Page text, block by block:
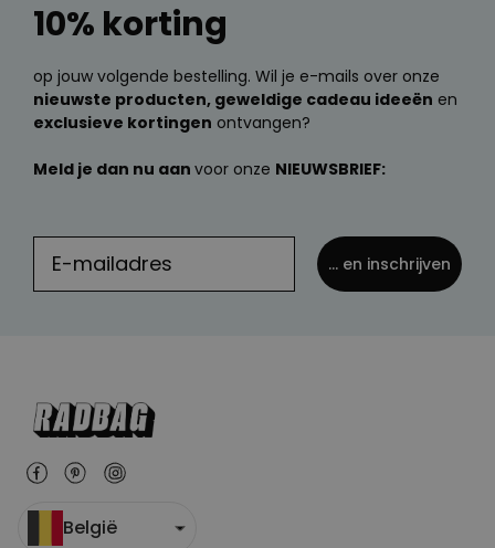
10% korting
op jouw volgende bestelling. Wil je e-mails over onze
nieuwste producten, geweldige cadeau ideeën en
exclusieve kortingen ontvangen?
Meld je dan nu aan voor onze NIEUWSBRIEF:
... en inschrijven
België